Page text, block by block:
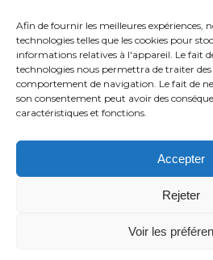
Afin de fournir les meilleures expériences,
technologies telles que les cookies pour
informations relatives à l'appareil. Le fait
technologies nous permettra de traiter des
comportement de navigation. Le fait de
son consentement peut avoir des
caractéristiques et fonctions.
Accepter
Rejeter
Voir les
– Tous